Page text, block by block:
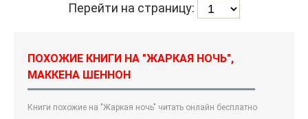
Перейти на страницу:
ПОХОЖИЕ КНИГИ НА "ЖАРКАЯ НОЧЬ",
МАККЕНА ШЕННОН
Книги похожие на "Жаркая ночь" читать онлайн бесплатно